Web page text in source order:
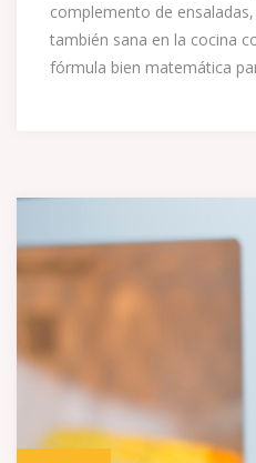
complemento de
también sana en la cocina
fórmula bien matemática